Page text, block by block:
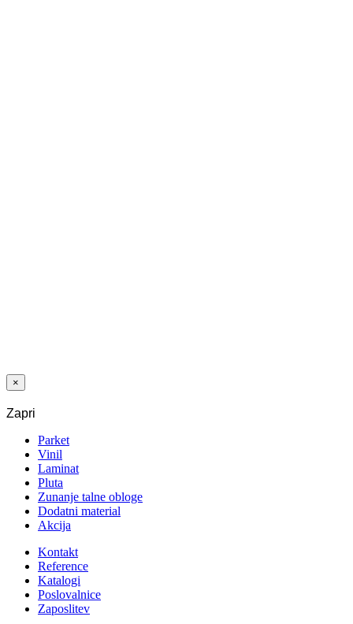
×
Zapri
Parket
Vinil
Laminat
Pluta
Zunanje talne obloge
Dodatni material
Akcija
Kontakt
Reference
Katalogi
Poslovalnice
Zaposlitev